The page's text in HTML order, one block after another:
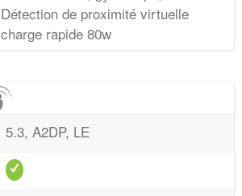
Détection de proximité virtuelle
charge rapide 80w
5.3, A2DP, LE